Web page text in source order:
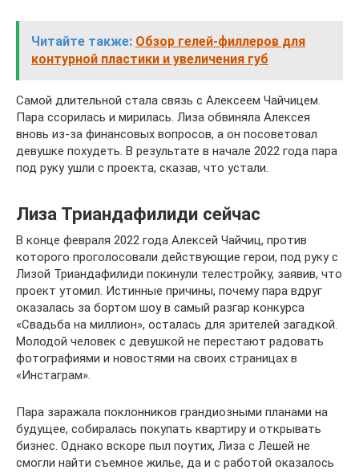
Читайте также: Обзор гелей-филлеров для
контурной пластики и увеличения губ
Самой длительной стала связь с Алексеем Чайчицем.
Пара ссорилась и мирилась. Лиза обвиняла Алексея
вновь из-за финансовых вопросов, а он посоветовал
девушке похудеть. В результате в начале 2022 года пара
под руку ушли с проекта, сказав, что устали.
Лиза Триандафилиди сейчас
В конце февраля 2022 года Алексей Чайчиц, против
которого проголосовали действующие герои, под руку с
Лизой Триандафилиди покинули телестройку, заявив, что
проект утомил. Истинные причины, почему пара вдруг
оказалась за бортом шоу в самый разгар конкурса
«Свадьба на миллион», осталась для зрителей загадкой.
Молодой человек с девушкой не перестают радовать
фотографиями и новостями на своих страницах в
«Инстаграм».
Пара заражала поклонников грандиозными планами на
будущее, собиралась покупать квартиру и открывать
бизнес. Однако вскоре пыл поутих, Лиза с Лешей не
смогли найти съемное жилье, да и с работой оказалось